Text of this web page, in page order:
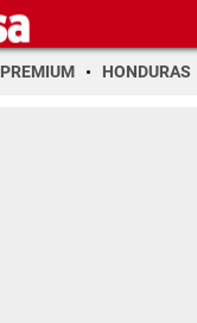
PREMIUM HONDURAS